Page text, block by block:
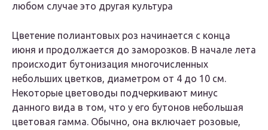
любом случае это другая культура
Цветение полиантовых роз начинается с конца
июня и продолжается до заморозков. В начале лета
происходит бутонизация многочисленных
небольших цветков, диаметром от 4 до 10 см.
Некоторые цветоводы подчеркивают минус
данного вида в том, что у его бутонов небольшая
цветовая гамма. Обычно, она включает розовые,